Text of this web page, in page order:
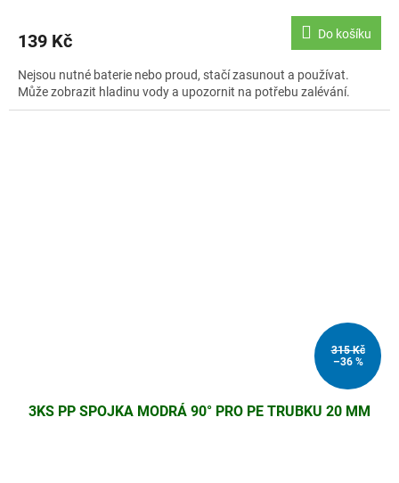
139 Kč Do košíku
Nejsou nutné baterie nebo proud, stačí zasunout a používat.
Může zobrazit hladinu vody a upozornit na potřebu zalévání.
315 Kč
–36 %
3KS PP SPOJKA MODRÁ 90° PRO PE TRUBKU 20 MM